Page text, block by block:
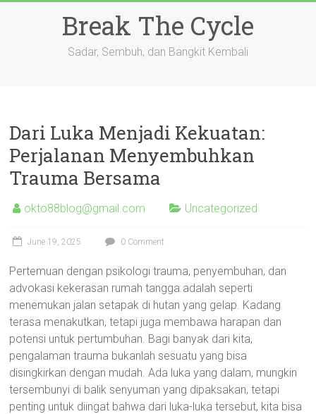
Break The Cycle
Sadar, Sembuh, dan Bangkit Kembali
Dari Luka Menjadi Kekuatan:
Perjalanan Menyembuhkan
Trauma Bersama
okto88blog@gmail.com Uncategorized
June 19, 2025 0 Comment
Pertemuan dengan psikologi trauma, penyembuhan, dan
advokasi kekerasan rumah tangga adalah seperti
menemukan jalan setapak di hutan yang gelap. Kadang
terasa menakutkan, tetapi juga membawa harapan dan
potensi untuk pertumbuhan. Bagi banyak dari kita,
pengalaman trauma bukanlah sesuatu yang bisa
disingkirkan dengan mudah. Ada luka yang dalam, mungkin
tersembunyi di balik senyuman yang dipaksakan, tetapi
penting untuk diingat bahwa dari luka-luka tersebut, kita bisa